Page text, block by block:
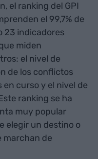
el ranking del GPI
el 99,7% de
23 indicadores
miden
el nivel de
de los conflictos
curso y el nivel de
ranking se ha
muy popular
elegir un destino o
marchan de